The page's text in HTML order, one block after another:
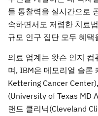
들 통찰력을 실시간으로
속하면서도 저렴한 치료
규모 인구 집단 모두 혜택
의료 업계는 왓슨 인지
며, IBM은 메모리얼 슬론
Kettering Cancer
(University of Texas MD
랜드 클리닉(Cleveland